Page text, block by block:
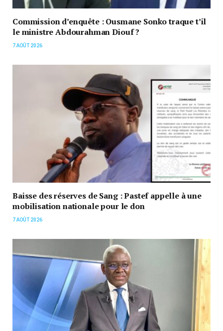
Commission d’enquête : Ousmane Sonko traque t’il
le ministre Abdourahman Diouf ?
7 AOÛT 2026
Baisse des réserves de Sang : Pastef appelle à une
mobilisation nationale pour le don
7 AOÛT 2026